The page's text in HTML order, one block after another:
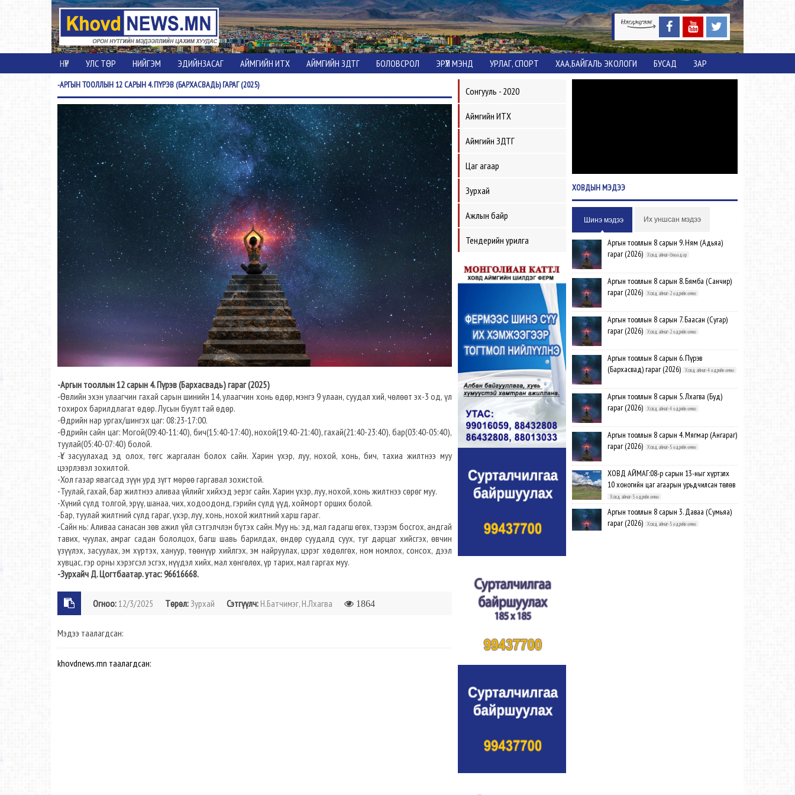
НҮҮР УЛС ТӨР НИЙГЭМ ЭДИЙНЗАСАГ АЙМГИЙН ИТХ АЙМГИЙН ЗДТГ БОЛОВСРОЛ ЭРҮҮЛ МЭНД УРЛАГ, СПОРТ ХАА,БАЙГАЛЬ ЭКОЛОГИ БУСАД ЗАР
-АРГЫНТООЛЛЫН 12 САРЫН 4. ПҮРЭВ (БАРХАСВАДЬ) ГАРАГ (2025)
-Аргын тооллын 12 сарын 4. Пүрэв (Бархасвадь) гараг (2025)
-Өвлийн эхэн улаагчин гахай сарын шинийн 14, улаагчин хонь өдөр, мэнгэ 9 улаан, суудал хий, чөлөөт эх-3 од, үл
тохирох барилдлагат өдөр. Лусын буулттай өдөр.
-Өдрийн нар ургах/шингэх цаг: 08:23-17:00.​
-Өдрийн сайн цаг: Могой(09:40-11:40), бич(15:40-17:40), нохой(19:40-21:40), гахай(21:40-23:40), бар(03:40-05:40),
туулай(05:40-07:40) болой.
-Үс засуулахад эд олох, төгс жаргалан болох сайн. Харин үхэр, луу, нохой, хонь, бич, тахиа жилтнээ муу
цээрлэвэл зохилтой.
-Хол газар явагсад зүүн урд зүгт мөрөө гаргавал зохистой.
-Туулай, гахай, бар жилтнээ аливаа үйлийг хийхэд эерэг сайн. Харин үхэр, луу, нохой, хонь жилтнээ сөрөг муу.
-Хүний сүлд толгой, эрүү, шанаа, чих, ходоодонд, гэрийн сүлд үүд, хойморт орших болой.
-Бар, туулай жилтний сүлд гараг, үхэр, луу, хонь, нохой жилтний харш гараг.
-Сайн нь: Аливаа санасан зөв ажил үйл сэтгэлчлэн бүтэх сайн. Муу нь: эд, мал гадагш өгөх, тээрэм босгох, андгай
тавих, чуулах, амраг садан бололцох, багш шавь барилдах, өндөр суудалд суух, туг дарцаг хийсгэх, өвчин
үзүүлэх, засуулах, эм хүртэх, хануур, төөнүүр хийлгэх, эм найруулах, цэрэг хөдөлгөх, ном номлох, сонсох, дээл
хувцас, гэр орны хэрэгсэл эсгэх, нүүдэл хийх, мал хөнгөлөх, үр тарих, мал гаргах муу.
-Зурхайч Д. Цогтбаатар. утас: 96616668.
Огноо:12/3/2025 Төрөл:Зурхай Сэтгүүлч: Н.Батчимэг, Н.Лхагва 1864
Мэдээ таалагдсан:
khovdnews.mn таалагдсан:
Сонгууль - 2020
Аймгийн ИТХ
Аймгийн ЗДТГ
Цаг агаар
Зурхай
Ажлын байр
Тендерийн урилга
ХОВДЫНМЭДЭЭ
Шинэ мэдээ Их уншсан мэдээ
Аргын тооллын 8 сарын 9. Ням (Адьяа)
гараг (2026)
Ховд аймаг-Өнөөдөр
Аргын тооллын 8 сарын 8. Бямба (Санчир)
гараг (2026)
Ховд аймаг-2 өдрийн өмнө
Аргын тооллын 8 сарын 7. Баасан (Сугар)
гараг (2026)
Ховд аймаг-2 өдрийн өмнө
Аргын тооллын 8 сарын 6. Пүрэв
(Бархасвад) гараг (2026)
Ховд аймаг-4 өдрийн өмнө
Аргын тооллын 8 сарын 5. Лхагва (Буд)
гараг (2026)
Ховд аймаг-4 өдрийн өмнө
Аргын тооллын 8 сарын 4. Мягмар (Ангараг)
гараг (2026)
Ховд аймаг-5 өдрийн өмнө
ХОВД АЙМАГ:08-р сарын 13-ныг хүртэлх
10 хоногийн цаг агаарын урьдчилсан төлөв
Ховд аймаг-5 өдрийн өмнө
Аргын тооллын 8 сарын 3. Даваа (Сумьяа)
гараг (2026)
Ховд аймаг-5 өдрийн өмнө